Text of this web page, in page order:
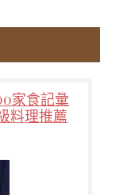
家食記彙
料理推薦